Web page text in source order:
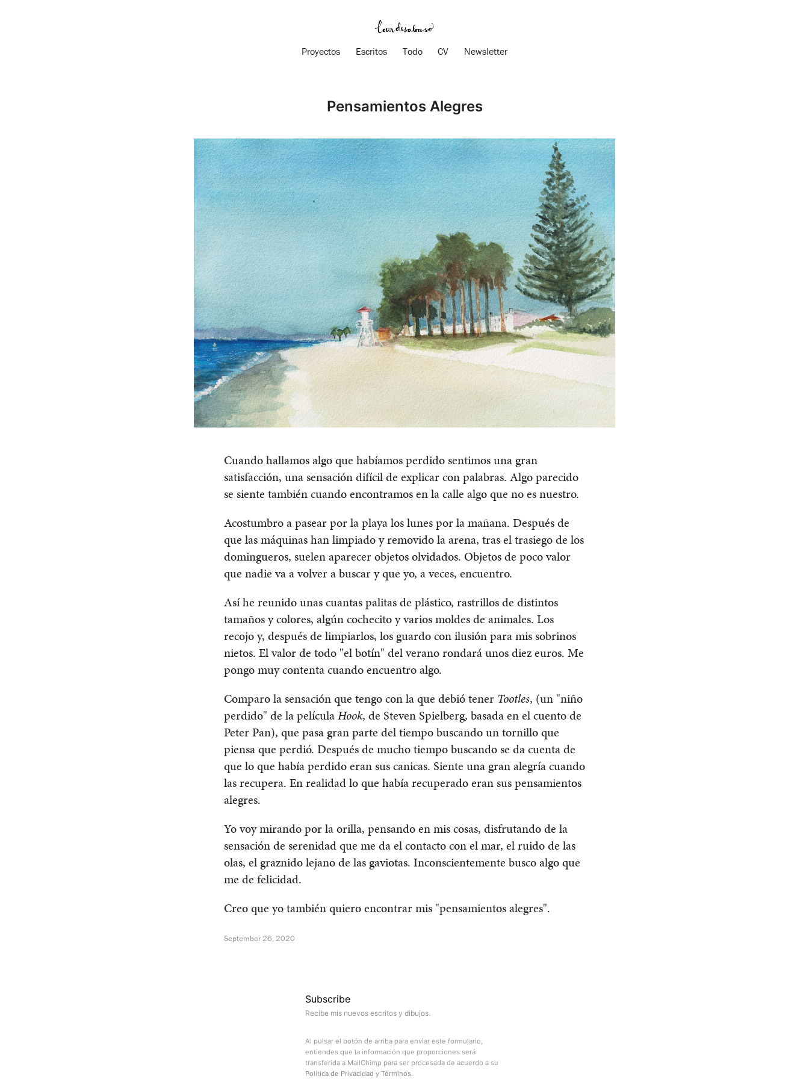
Proyectos Escritos Todo CV Newsletter
Pensamientos Alegres
Cuando hallamos algo que habíamos perdido sentimos una gran
satisfacción, una sensación difícil de explicar con palabras. Algo parecido
se siente también cuando encontramos en la calle algo que no es nuestro.
Acostumbro a pasear por la playa los lunes por la mañana. Después de
que las máquinas han limpiado y removido la arena, tras el trasiego de los
domingueros, suelen aparecer objetos olvidados. Objetos de poco valor
que nadie va a volver a buscar y que yo, a veces, encuentro.
Así he reunido unas cuantas palitas de plástico, rastrillos de distintos
tamaños y colores, algún cochecito y varios moldes de animales. Los
recojo y, después de limpiarlos, los guardo con ilusión para mis sobrinos
nietos. El valor de todo "el botín" del verano rondará unos diez euros. Me
pongo muy contenta cuando encuentro algo.
Comparo la sensación que tengo con la que debió tener Tootles, (un "niño
perdido" de la películaHook, de Steven Spielberg, basada en el cuento de
Peter Pan), que pasa gran parte del tiempo buscando un tornillo que
piensa que perdió. Después de mucho tiempo buscando se da cuenta de
que lo que había perdido eran sus canicas. Siente una gran alegría cuando
las recupera. En realidad lo que había recuperado eran sus pensamientos
alegres.
Yo voy mirando por la orilla, pensando en mis cosas, disfrutando de la
sensación de serenidad que me da el contacto con el mar, el ruido de las
olas, el graznido lejano de las gaviotas. Inconscientemente busco algo que
me de felicidad.
Creo que yo también quiero encontrar mis "pensamientos alegres".
September 26, 2020
Subscribe
Recibe mis nuevos escritos y dibujos.
Al pulsar el botón de arriba para enviar este formulario,
entiendes que la información que proporciones será
transferida a MailChimp para ser procesada de acuerdo a su
Política de Privacidad y Términos.